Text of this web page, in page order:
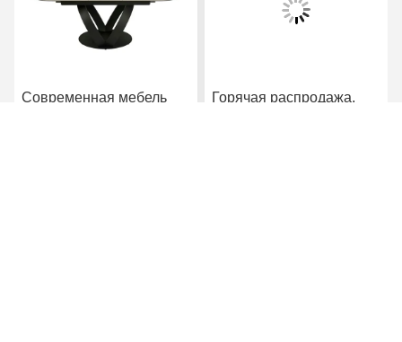
Современная мебель
Горячая распродажа,